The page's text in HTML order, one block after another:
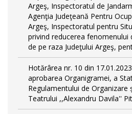
Argeş, Inspectoratul de
Agenţia Judeţeană Pentru
Argeş, Inspectoratul pentru
privind reducerea fenomenului
de pe raza Judeţului Argeş,
Hotărârea nr. 10 din
aprobarea Organigramei, a
Regulamentului de Organizare
Teatrului ,,Alexandru Davila''